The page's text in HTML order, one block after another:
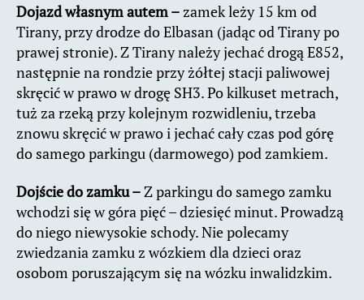
Dojazd własnym autem – zamek leży 15 km od
Tirany, przy drodze do Elbasan (jadąc od Tirany po
prawej stronie). Z Tirany należy jechać drogą E852,
następnie na rondzie przy żółtej stacji paliwowej
skręcić w prawo w drogę SH3. Po kilkuset metrach,
tuż za rzeką przy kolejnym rozwidleniu, trzeba
znowu skręcić w prawo i jechać cały czas pod górę
do samego parkingu (darmowego) pod zamkiem.
Dojście do zamku –Z parkingu do samego zamku
wchodzi się w góra pięć – dziesięć minut. Prowadzą
do niego niewysokie schody. Nie polecamy
zwiedzania zamku z wózkiem dla dzieci oraz
osobom poruszającym się na wózku inwalidzkim.